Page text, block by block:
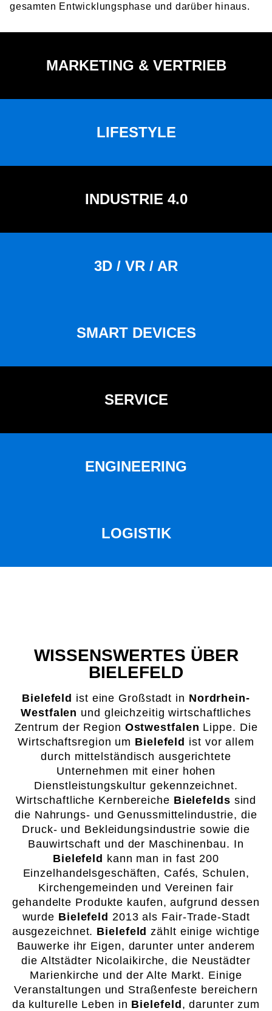
gesamten Entwicklungsphase und darüber hinaus.
MARKETING & VERTRIEB
LIFESTYLE
INDUSTRIE 4.0
3D / VR / AR
SMART DEVICES
SERVICE
ENGINEERING
LOGISTIK
WISSENSWERTES ÜBER
BIELEFELD
Bielefeld ist eine Großstadt in Nordrhein-
Westfalen und gleichzeitig wirtschaftliches
Zentrum der Region Ostwestfalen Lippe. Die
Wirtschaftsregion um Bielefeld ist vor allem
durch mittelständisch ausgerichtete
Unternehmen mit einer hohen
Dienstleistungskultur gekennzeichnet.
Wirtschaftliche Kernbereiche Bielefelds sind
die Nahrungs- und Genussmittelindustrie, die
Druck- und Bekleidungsindustrie sowie die
Bauwirtschaft und der Maschinenbau. In
Bielefeld kann man in fast 200
Einzelhandelsgeschäften, Cafés, Schulen,
Kirchengemeinden und Vereinen fair
gehandelte Produkte kaufen, aufgrund dessen
wurde Bielefeld 2013 als Fair-Trade-Stadt
ausgezeichnet. Bielefeld zählt einige wichtige
Bauwerke ihr Eigen, darunter unter anderem
die Altstädter Nicolaikirche, die Neustädter
Marienkirche und der Alte Markt. Einige
Veranstaltungen und Straßenfeste bereichern
da kulturelle Leben in Bielefeld , darunter zum